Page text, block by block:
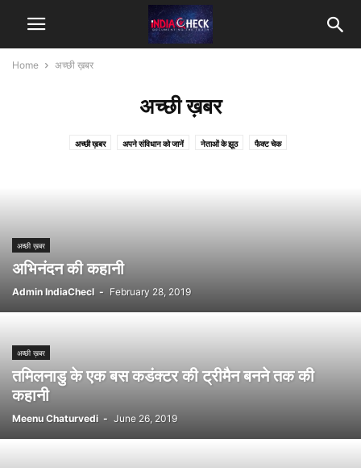
Home अच्छी ख़बर
अच्छी ख़बर
अच्छी ख़बर अपने संविधान को जानें नेताओं के झूठ फैक्ट चेक
अच्छी ख़बर
अभिनंदन की कहानी
Admin IndiaChecl - February 28, 2019
अच्छी ख़बर
तमिलनाडु के एक बस कडंक्टर की ट्रीमैन बनने तक की
कहानी
Meenu Chaturvedi - June 26, 2019